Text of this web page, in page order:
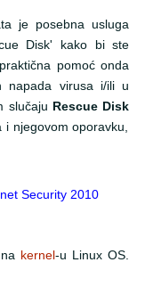
je posebna usluga
Disk' kako bi ste
pomoć onda
napada virusa i/ili u
slučaju Rescue Disk
njegovom oporavku,
Security 2010
kernel-u Linux OS.